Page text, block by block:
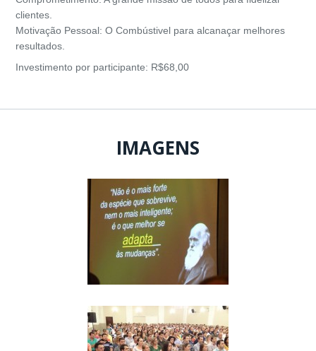
clientes.
Motivação Pessoal: O Combústivel para alcanaçar melhores
resultados.
Investimento por participante: R$68,00
IMAGENS